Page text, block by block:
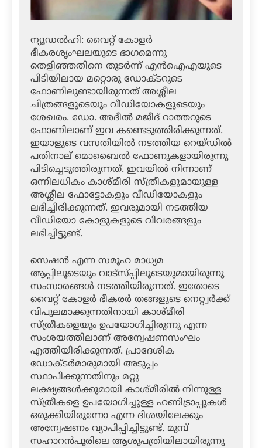
ന്യൂഡല്‍ഹി: വൈറ്റ് കോളര്‍
ഭീകരശൃംഘലയുടെ ഭാഗമെന്നു
തെളിഞ്ഞതിനെ തുടര്‍ന്ന് എന്‍ഐഎയുടെ
പിടിയിലായ മറ്റൊരു ഡോക്ടറുടെ
ഫോണിലുണ്ടായിരുന്നത് അശ്ലീല
ചിത്രങ്ങളുടെയും വീഡിയോകളുടെയും
ശേഖരം. ഡോ. അദീല്‍ മജീദ് റാത്തറുടെ
ഫോണിലാണ് ഇവ കണ്ടെടുത്തിരിക്കുന്നത്.
ഇയാളുടെ വസതിയില്‍ നടത്തിയ റെയ്ഡില്‍
പതിനാല് മൊബൈല്‍ ഫോണുകളായിരുന്നു
പിടിച്ചെടുത്തിരുന്നത്. ഇവയില്‍ നിന്നാണ്
ഒന്നിലധികം കാശ്മീരി സ്ത്രീകളുമായുള്ള
അശ്ലീല ഫോട്ടോകളും വീഡിയോകളും
ലഭിച്ചിരിക്കുന്നത്. ഇവരുമായി നടത്തിയ
വീഡിയോ കോളുകളുടെ വിവരങ്ങളും
ലഭിച്ചിട്ടുണ്ട്.
സെഷന്‍ എന്ന സമൂഹ മാധ്യമ
ആപ്പിലൂടെയും വാട്‌സ്പ്പിലൂടെയുമായിരുന്നു
സംസാരങ്ങള്‍ നടത്തിയിരുന്നത്. ഇതോടെ
വൈറ്റ് കോളര്‍ ഭീകരര്‍ തങ്ങളുടെ നെറ്റ്വര്‍ക്ക്
വിപുലമാക്കുന്നതിനായി കാശ്മീരി
സ്ത്രീകളെയും ഉപയോഗിച്ചിരുന്നു എന്ന
സംശയത്തിലാണ് അന്വേഷണസംഘം
എത്തിയിരിക്കുന്നത്. പ്രാദേശിക
ഡോക്ടര്‍മാരുമായി അടുപ്പം
സ്ഥാപിക്കുന്നതിനും മറ്റു
ലക്ഷ്യങ്ങള്‍ക്കുമായി കാശ്മീരില്‍ നിന്നുള്ള
സ്ത്രീകളെ ഉപയോഗിച്ചുള്ള ഹണിട്രാപ്പുകള്‍
ഒരുക്കിയിരുന്നോ എന്ന ദിശയിലേക്കും
അന്വേഷണം വ്യാപിപ്പിച്ചിട്ടുണ്ട്. മുമ്പ്
സഹാറന്‍പൂരിലെ ആശുപത്രിയിലായിരുന്നു